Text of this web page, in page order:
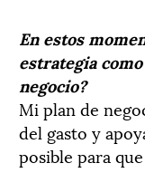
En estos
estrategia
negocio?
Mi plan de
del gasto y
posible para